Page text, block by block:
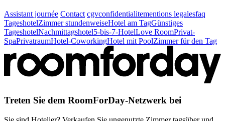
Assistant journée Contact cgvconfidentialitementions legalesfaq
TageshotelZimmer stundenweiseHotel am TagGünstiges
TageshotelNachmittagshotel5-bis-7-HotelLove RoomPrivat-
SpaPrivatraumHotel-CoworkingHotel mit PoolZimmer für den Tag
Treten Sie dem RoomForDay-Netzwerk bei